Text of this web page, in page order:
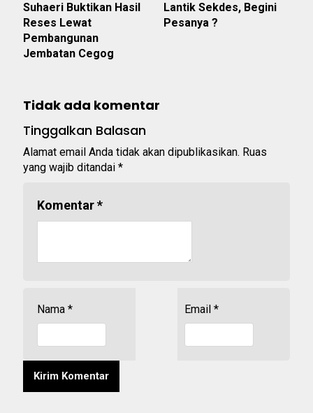
Suhaeri Buktikan Hasil
Reses Lewat
Pembangunan
Jembatan Cegog
Lantik Sekdes, Begini
Pesanya ?
Tidak ada komentar
Tinggalkan Balasan
Alamat email Anda tidak akan dipublikasikan. Ruas
yang wajib ditandai *
Komentar*
Nama * Email *